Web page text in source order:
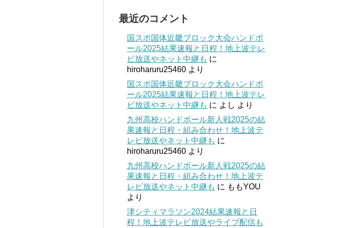
最近のコメント
国スポ国体近畿ブロック大会ハンドボ
ール2025結果速報と日程！地上波テレ
ビ放送やネット中継も に
hiroharuru25460 より
国スポ国体近畿ブロック大会ハンドボ
ール2025結果速報と日程！地上波テレ
ビ放送やネット中継も に よし より
九州高校ハンドボール新人戦2025の結
果速報と日程・組み合わせ！地上波テ
レビ放送やネット中継も に
hiroharuru25460 より
九州高校ハンドボール新人戦2025の結
果速報と日程・組み合わせ！地上波テ
レビ放送やネット中継も に ももYOU
より
津シティマラソン2024結果速報と日
程！地上波テレビ放送やライブ配信も